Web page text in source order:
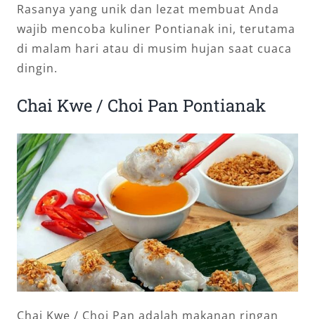
Rasanya yang unik dan lezat membuat Anda
wajib mencoba kuliner Pontianak ini, terutama
di malam hari atau di musim hujan saat cuaca
dingin.
Chai Kwe / Choi Pan Pontianak
Chai Kwe / Choi Pan adalah makanan ringan